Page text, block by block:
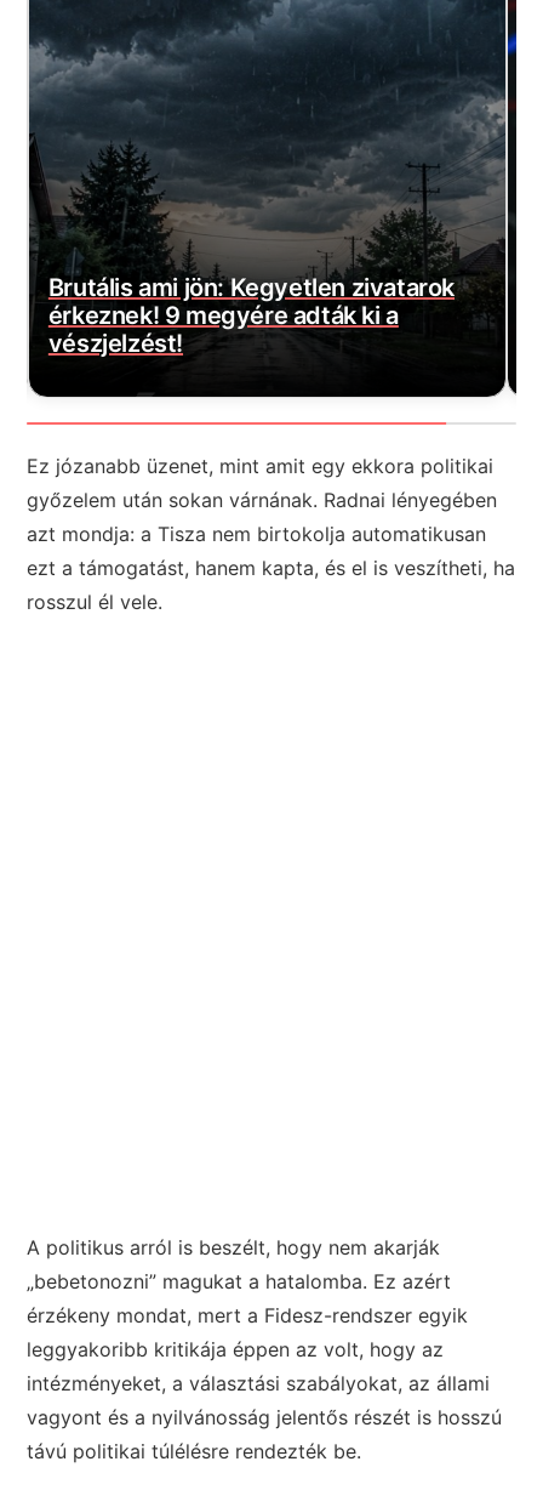
Magyar Péter bejelentette a várva-
várt jó hírt! Végre elkezdődött…
Ez józanabb üzenet, mint amit egy ekkora politikai
győzelem után sokan várnának. Radnai lényegében
azt mondja: a Tisza nem birtokolja automatikusan
ezt a támogatást, hanem kapta, és el is veszítheti, ha
rosszul él vele.
A politikus arról is beszélt, hogy nem akarják
„bebetonozni” magukat a hatalomba. Ez azért
érzékeny mondat, mert a Fidesz-rendszer egyik
leggyakoribb kritikája éppen az volt, hogy az
intézményeket, a választási szabályokat, az állami
vagyont és a nyilvánosság jelentős részét is hosszú
távú politikai túlélésre rendezték be.